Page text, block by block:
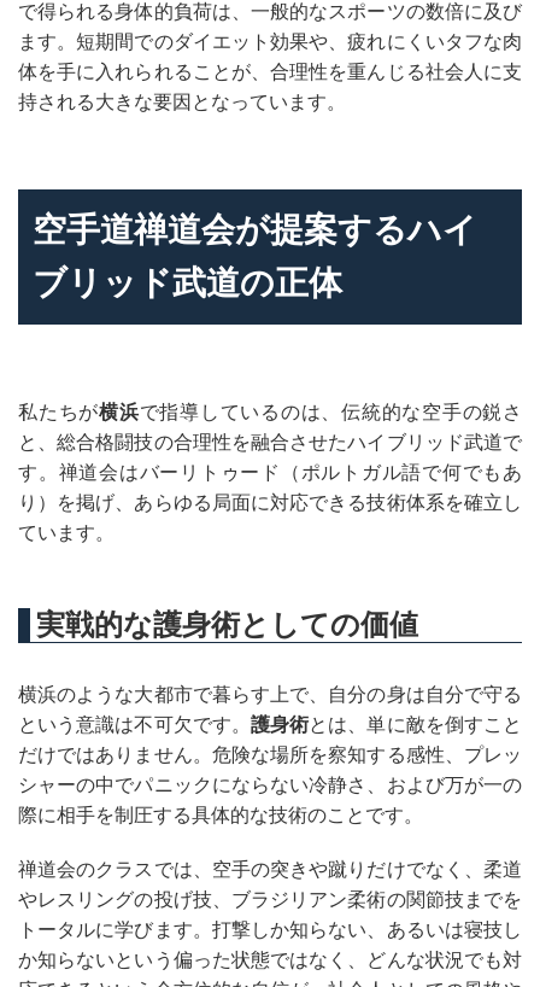
で得られる身体的負荷は、一般的なスポーツの数倍に及び
ます。短期間でのダイエット効果や、疲れにくいタフな肉
体を手に入れられることが、合理性を重んじる社会人に支
持される大きな要因となっています。
空手道禅道会が提案するハイ
ブリッド武道の正体
私たちが横浜で指導しているのは、伝統的な空手の鋭さ
と、総合格闘技の合理性を融合させたハイブリッド武道で
す。禅道会はバーリトゥード（ポルトガル語で何でもあ
り）を掲げ、あらゆる局面に対応できる技術体系を確立し
ています。
実戦的な護身術としての価値
横浜のような大都市で暮らす上で、自分の身は自分で守る
という意識は不可欠です。 護身術とは、単に敵を倒すこと
だけではありません。危険な場所を察知する感性、プレッ
シャーの中でパニックにならない冷静さ、および万が一の
際に相手を制圧する具体的な技術のことです。
禅道会のクラスでは、空手の突きや蹴りだけでなく、柔道
やレスリングの投げ技、ブラジリアン柔術の関節技までを
トータルに学びます。打撃しか知らない、あるいは寝技し
か知らないという偏った状態ではなく、どんな状況でも対